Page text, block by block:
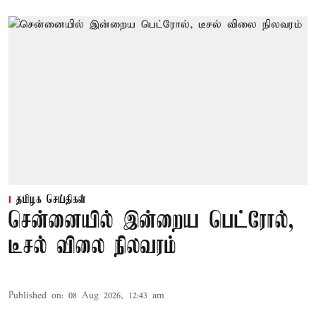
தமிழக செய்திகள்
சென்னையில் இன்றைய பெட்ரோல்,
டீசல் விலை நிலவரம்
Published on: 08 Aug 2026, 12:43 am